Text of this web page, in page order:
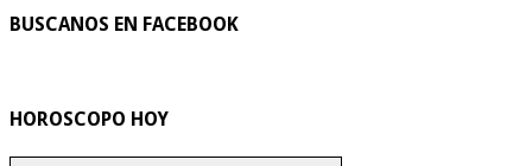
BUSCANOS EN FACEBOOK
HOROSCOPO HOY